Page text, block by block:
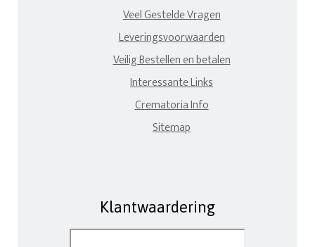
Veel Gestelde Vragen
Leveringsvoorwaarden
Veilig Bestellen en betalen
Interessante Links
Crematoria Info
Sitemap
Klantwaardering